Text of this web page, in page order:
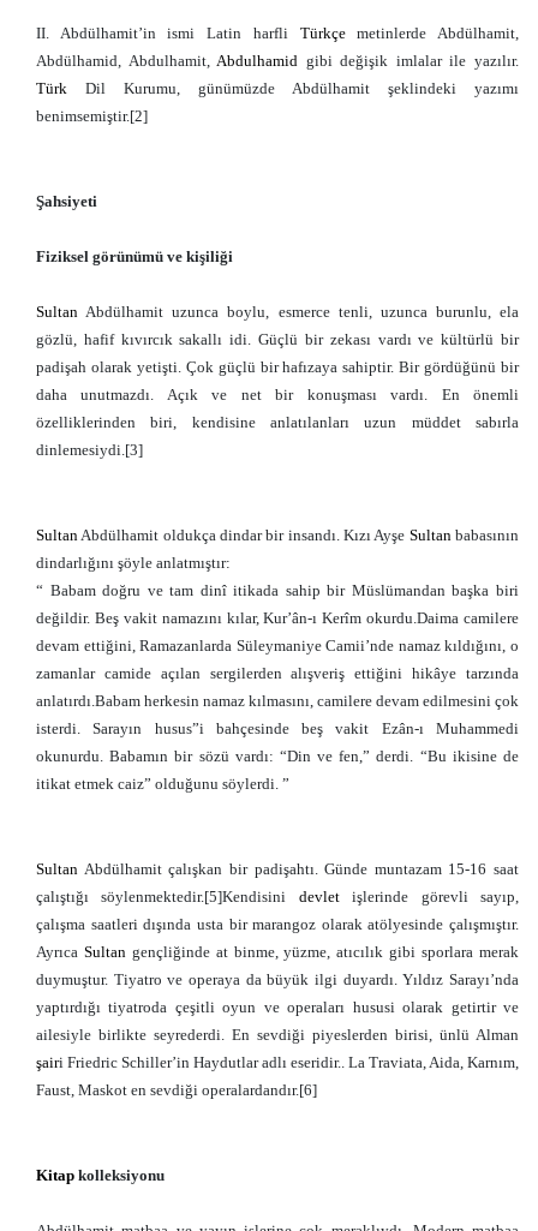
II. Abdülhamit’in ismi Latin harfli Türkçemetinlerde Abdülhamit,
Abdülhamid, Abdulhamit,Abdulhamid gibi değişik imlalar ile yazılır.
Türk Dil Kurumu, günümüzde Abdülhamit şeklindeki yazımı
benimsemiştir.[2]
Şahsiyeti
Fiziksel görünümü ve kişiliği
Sultan Abdülhamit uzunca boylu, esmerce tenli, uzunca burunlu, ela
gözlü, hafif kıvırcık sakallı idi. Güçlü bir zekası vardı ve kültürlü bir
padişah olarak yetişti. Çok güçlü bir hafızaya sahiptir. Bir gördüğünü bir
daha unutmazdı. Açık ve net bir konuşması vardı. En önemli
özelliklerinden biri, kendisine anlatılanları uzun müddet sabırla
dinlemesiydi.[3]
SultanAbdülhamit oldukça dindar bir insandı. Kızı Ayşe Sultanbabasının
dindarlığını şöyle anlatmıştır:
“ Babam doğru ve tam dinî itikada sahip bir Müslümandan başka biri
değildir. Beş vakit namazını kılar, Kur’ân-ı Kerîm okurdu.Daima camilere
devam ettiğini, Ramazanlarda Süleymaniye Camii’nde namaz kıldığını, o
zamanlar camide açılan sergilerden alışveriş ettiğini hikâye tarzında
anlatırdı.Babam herkesin namaz kılmasını, camilere devam edilmesini çok
isterdi. Sarayın husus”i bahçesinde beş vakit Ezân-ı Muhammedi
okunurdu. Babamın bir sözü vardı: “Din ve fen,” derdi. “Bu ikisine de
itikat etmek caiz” olduğunu söylerdi. ”
Sultan Abdülhamit çalışkan bir padişahtı. Günde muntazam 15-16 saat
çalıştığı söylenmektedir.[5]Kendisini devletişlerinde görevli sayıp,
çalışma saatleri dışında usta bir marangoz olarak atölyesinde çalışmıştır.
Ayrıca Sultangençliğinde at binme, yüzme, atıcılık gibi sporlara merak
duymuştur. Tiyatro ve operaya da büyük ilgi duyardı. Yıldız Sarayı’nda
yaptırdığı tiyatroda çeşitli oyun ve operaları hususi olarak getirtir ve
ailesiyle birlikte seyrederdi. En sevdiği piyeslerden birisi, ünlü Alman
şairi Friedric Schiller’in Haydutlar adlı eseridir.. La Traviata, Aida, Karnım,
Faust, Maskot en sevdiği operalardandır.[6]
Kitap kolleksiyonu